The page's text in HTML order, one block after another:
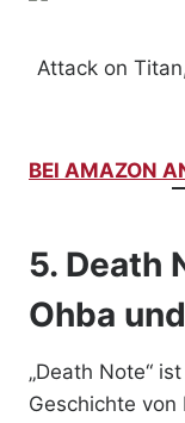
Attack on
BEI AMAZON
5. Death
Ohba
„Death Note“
Geschichte von